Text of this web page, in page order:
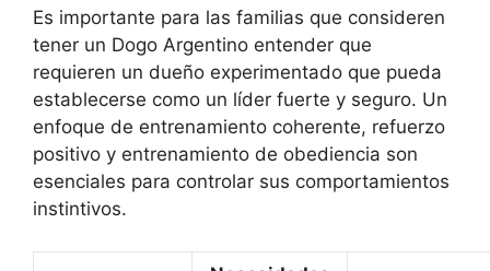
Es importante para las familias que consideren
tener un Dogo Argentino entender que
requieren un dueño experimentado que pueda
establecerse como un líder fuerte y seguro. Un
enfoque de entrenamiento coherente, refuerzo
positivo y entrenamiento de obediencia son
esenciales para controlar sus comportamientos
instintivos.